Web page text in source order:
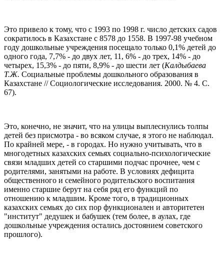
Это привело к тому, что с 1993 по 1998 г. число детских садов
сократилось в Казахстане с 8578 до 1558. В 1997-98 учебном
году дошкольные учреждения посещало только 0,1% детей до
одного года, 7,7% - до двух лет, 11, 6% - до трех, 14% - до
четырех, 15,3% - до пяти, 8,9% - до шести лет (Калдыбаева
Т.Ж. Социальные проблемы дошкольного образования в
Казахстане // Социологические исследования. 2000. № 4. С.
67).
Это, конечно, не значит, что на улицы выплеснулись толпы
детей без присмотра - во всяком случае, я этого не наблюдал.
По крайней мере, - в городах. Но нужно учитывать, что в
многодетных казахских семьях социально-психологические
связи младших детей со старшими подчас прочнее, чем с
родителями, занятыми на работе. В условиях дефицита
общественного и семейного родительского воспитания
именно старшие берут на себя ряд его функций по
отношению к младшим. Кроме того, в традиционных
казахских семьях до сих пор функционален и авторитетен
"институт" дедушек и бабушек (тем более, в аулах, где
дошкольные учреждения остались достоянием советского
прошлого).